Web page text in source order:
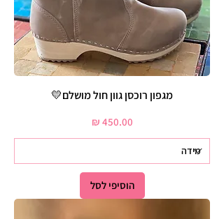
מגפון רוכסן גוון חול מושלם💛
מחיר
הוסיפי לסל